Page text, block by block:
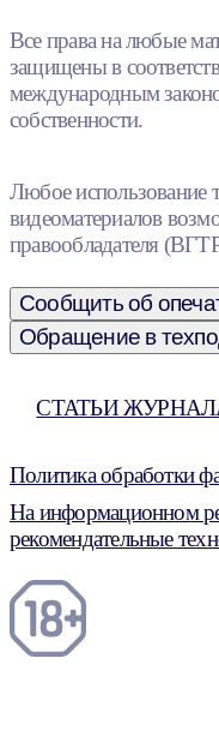
Все права на любые
защищены в
международным
собственности.
Любое использование
видеоматериалов
правообладателя
Сообщить об
Обращение в
СТАТЬИ
Политика обработки
На информационном
рекомендательные